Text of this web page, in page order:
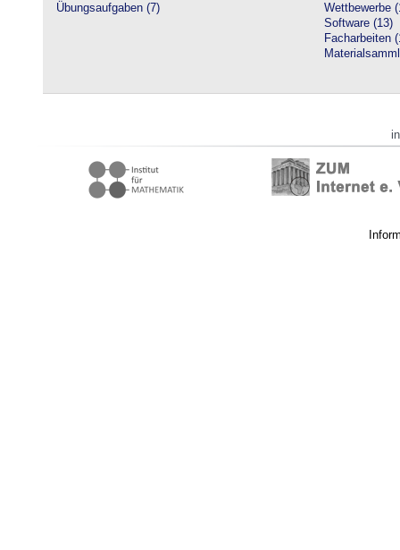
Übungsaufgaben (7)
Wettbewerbe
Software (13)
Facharbeiten